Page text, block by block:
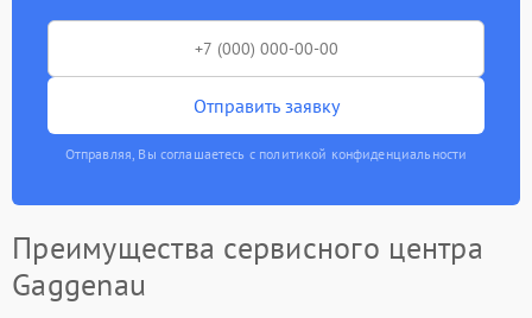
Отправить заявку
Отправляя, Вы соглашаетесь с политикой конфиденциальности
Преимущества сервисного центра
Gaggenau